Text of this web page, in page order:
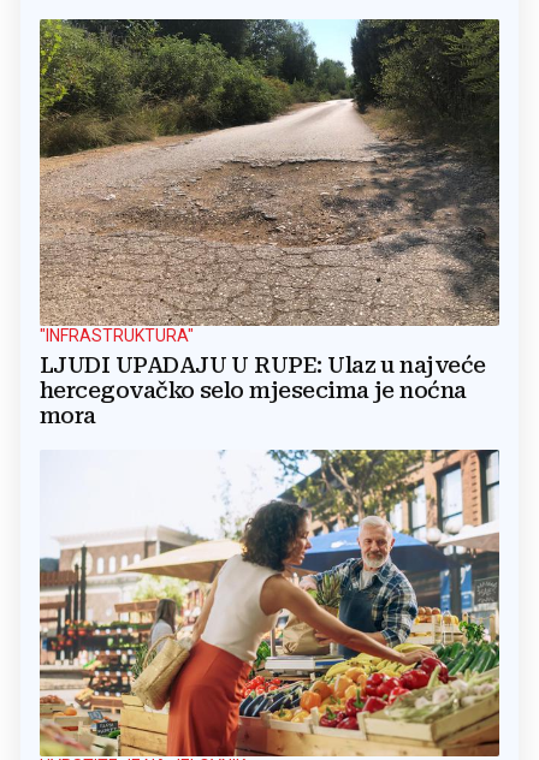
"INFRASTRUKTURA"
LJUDI UPADAJU U RUPE: Ulaz u najveće
hercegovačko selo mjesecima je noćna
mora